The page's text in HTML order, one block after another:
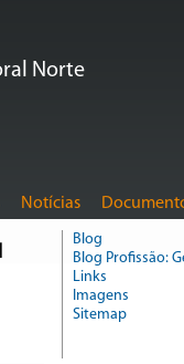
Norte
Notícias
Blog
Blog Profissão:
Links
Imagens
Sitemap